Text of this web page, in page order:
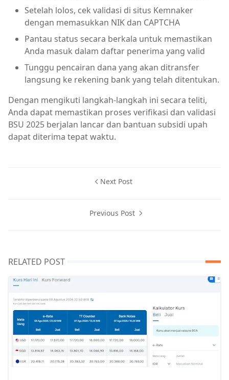
Setelah lolos, cek validasi di situs Kemnaker
dengan memasukkan NIK dan CAPTCHA
Pantau status secara berkala untuk memastikan
Anda masuk dalam daftar penerima yang valid
Tunggu pencairan dana yang akan ditransfer
langsung ke rekening bank yang telah ditentukan.
Dengan mengikuti langkah-langkah ini secara teliti,
Anda dapat memastikan proses verifikasi dan validasi
BSU 2025 berjalan lancar dan bantuan subsidi upah
dapat diterima tepat waktu.
Next Post
Previous Post
RELATED POST